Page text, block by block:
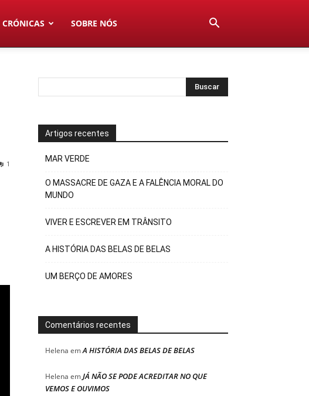
CRÓNICAS SOBRE NÓS
1
Artigos recentes
MAR VERDE
O MASSACRE DE GAZA E A FALÊNCIA MORAL DO
MUNDO
VIVER E ESCREVER EM TRÂNSITO
A HISTÓRIA DAS BELAS DE BELAS
UM BERÇO DE AMORES
Comentários recentes
Helena emA HISTÓRIA DAS BELAS DE BELAS
Helena emJÁ NÃO SE PODE ACREDITAR NO QUE
VEMOS E OUVIMOS